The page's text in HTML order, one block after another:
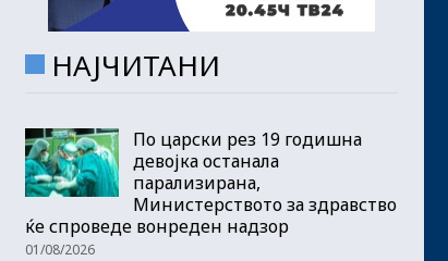
НАЈЧИТАНИ
По царски рез 19 годишна
девојка останала
парализирана,
Министерството за здравство
ќе спроведе вонреден надзор
01/08/2026